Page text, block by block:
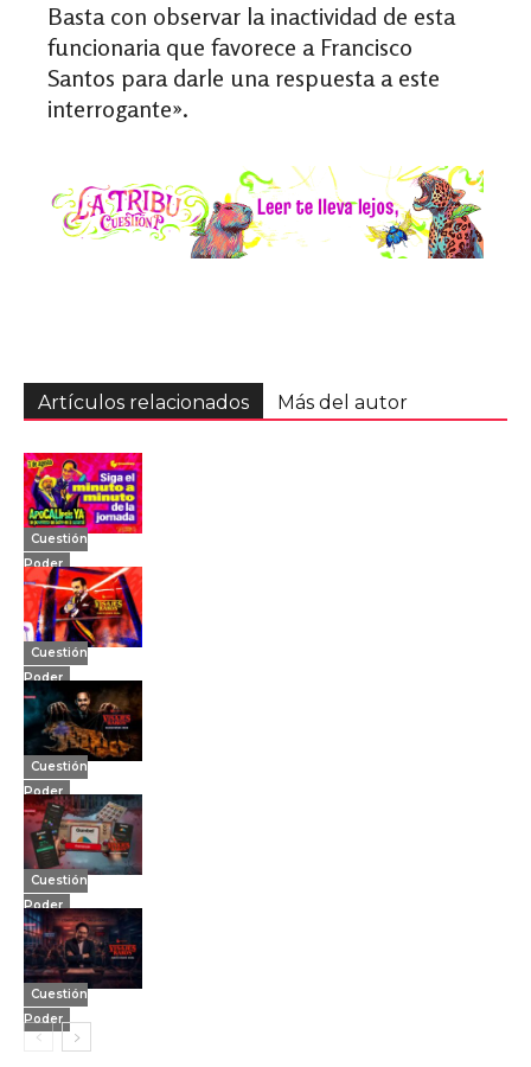
Basta con observar la inactividad de esta
funcionaria que favorece a Francisco
Santos para darle una respuesta a este
interrogante».
Artículos relacionados Más del autor
Cuestión
Poder
Cuestión
Poder
Cuestión
Poder
Cuestión
Poder
Cuestión
Poder